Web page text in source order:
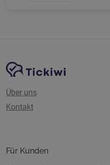
Website-Navigation
Tickiwi-
Über uns
Kontakt
Für Kunden